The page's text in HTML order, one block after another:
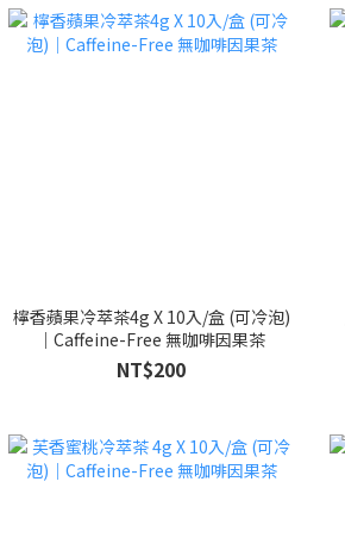
檸香蘋果冷萃茶4g X 10入/盒 (可冷泡)
｜Caffeine-Free 無咖啡因果茶
NT$200